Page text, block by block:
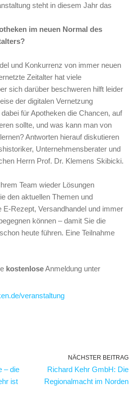
steht in diesem Jahr das
im neuen Normal des
und Konkurrenz von immer neuen
Zeitalter hat viele
sich darüber beschweren hilft leider
der digitalen Vernetzung
für Apotheken die Chancen, auf
sollte, und was kann man von
Antworten hierauf diskutieren
Unternehmensberater und
Herrn Prof. Dr. Klemens Skibicki.
Team wieder Lösungen
den aktuellen Themen und
E-Rezept, Versandhandel und immer
können – damit Sie die
heute führen. Eine Teilnahme
kostenloseAnmeldung unter
veranstaltung
– die
ist
NÄCHSTER BEITRAG
Richard Kehr GmbH: Die
Regionalmacht im Norden